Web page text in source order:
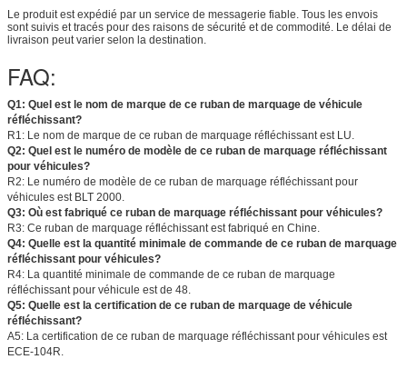
Le produit est expédié par un service de messagerie fiable. Tous les envois
sont suivis et tracés pour des raisons de sécurité et de commodité. Le délai de
livraison peut varier selon la destination.
FAQ:
Q1: Quel est le nom de marque de ce ruban de marquage de véhicule
réfléchissant?
R1: Le nom de marque de ce ruban de marquage réfléchissant est LU.
Q2: Quel est le numéro de modèle de ce ruban de marquage réfléchissant
pour véhicules?
R2: Le numéro de modèle de ce ruban de marquage réfléchissant pour
véhicules est BLT 2000.
Q3: Où est fabriqué ce ruban de marquage réfléchissant pour véhicules?
R3: Ce ruban de marquage réfléchissant est fabriqué en Chine.
Q4: Quelle est la quantité minimale de commande de ce ruban de marquage
réfléchissant pour véhicules?
R4: La quantité minimale de commande de ce ruban de marquage
réfléchissant pour véhicule est de 48.
Q5: Quelle est la certification de ce ruban de marquage de véhicule
réfléchissant?
A5: La certification de ce ruban de marquage réfléchissant pour véhicules est
ECE-104R.